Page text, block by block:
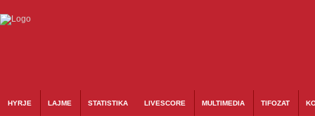
HYRJE LAJME STATISTIKA LIVESCORE MULTIMEDIA TIFOZAT